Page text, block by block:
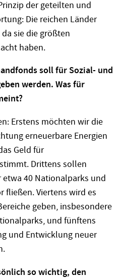
der geteilten und
Die reichen Länder
sie die größten
haben.
soll für Sozial- und
werden. Was für
Erstens möchten wir die
erneuerbare Energien
Geld für
Drittens sollen
etwa 40 Nationalparks und
fließen. Viertens wird es
geben, insbesondere
und fünftens
und Entwicklung neuer
so wichtig, den